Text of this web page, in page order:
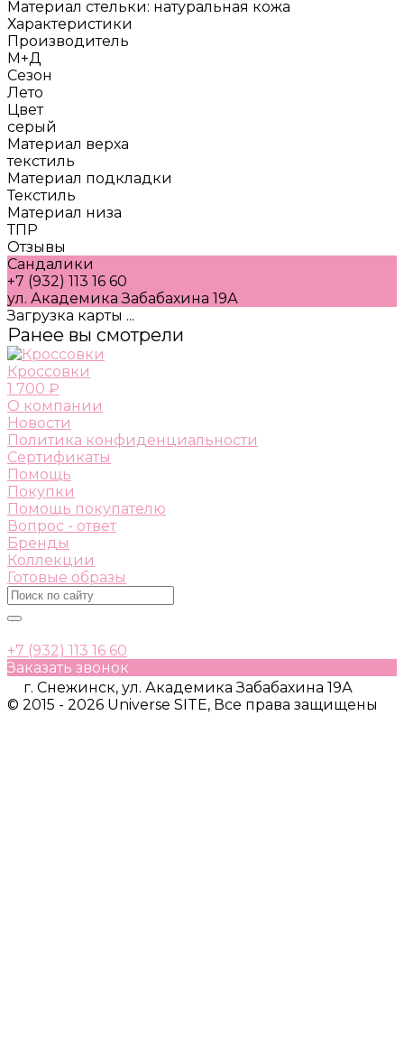
Материал стельки: натуральная кожа
Характеристики
Производитель
М+Д
Сезон
Лето
Цвет
серый
Материал верха
текстиль
Материал подкладки
Текстиль
Материал низа
ТПР
Отзывы
Сандалики
+7 (932) 113 16 60
ул. Академика Забабахина 19А
Загрузка карты ...
Ранее вы смотрели
Кроссовки
1 700 ₽
О компании
Новости
Политика конфиденциальности
Сертификаты
Помощь
Покупки
Помощь покупателю
Вопрос - ответ
Бренды
Коллекции
Готовые образы
+7 (932) 113 16 60
Заказать звонок
г. Снежинск, ул. Академика Забабахина 19А
© 2015 - 2026 Universe SITE, Все права защищены